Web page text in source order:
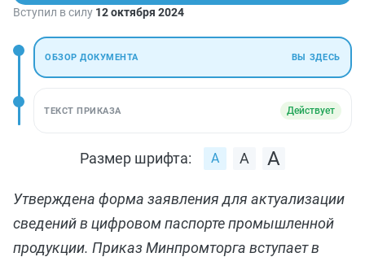
Вступил в силу 12 октября 2024
ОБЗОР ДОКУМЕНТА ВЫ ЗДЕСЬ
ТЕКСТ ПРИКАЗА Действует
Размер шрифта:
Утверждена форма заявления для актуализации
сведений в цифровом паспорте промышленной
продукции. Приказ Минпромторга вступает в